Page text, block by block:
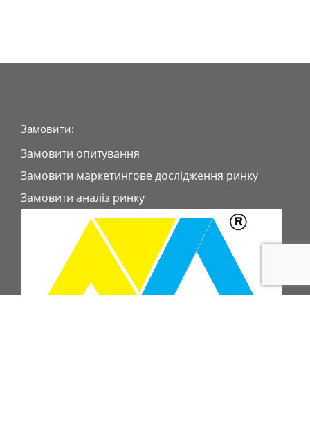
Замовити:
Замовити опитування
Замовити маркетингове дослідження ринку
Замовити аналіз ринку